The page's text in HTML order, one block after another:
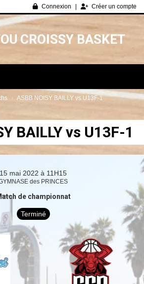
Connexion Créer un compte
CROISSY BASKET
ASBB NOISY BAILLY vs U13F-1
BAILLY vs U13F-1
15 mai 2022 à 11H15
des PRINCES
de championnat
Terminé